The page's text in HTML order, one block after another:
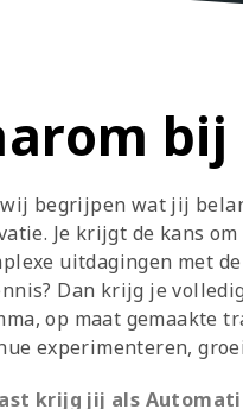
bij
begrijpen wat jij
Je krijgt de kans
uitdagingen met
Dan krijg je
op maat gemaakte
experimenteren,
krijg jij als